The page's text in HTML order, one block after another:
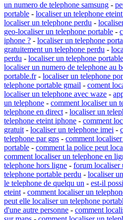
un numero de telephone samsung -
portable - localiser un telephone
localiser un telephone perdu -
geo-localiser un telephone portable -
iphone ? - localiser un telephone
gratuitement un telephone perdu -
perdu - localiser un telephone
localiser un numero de telephone au
portable.fr- localiser un telephone
telephone portable gmail - coment
localiser un telephone avec waze -
un telephone - comment localiser un
telephone en direct - localiser un
telephone eteint iphone - comment
gratuit - localiser un telephone imei -
telephone par gps - comment
portable - comment la police peut
comment localiser un telephone en
telephone hors ligne - forum localiser
telephone portable perdu - localiser
le telephone de quelqu un - est-il
eteint - comment localiser un
peut elle localiser un telephone
d'une autre personne - comment